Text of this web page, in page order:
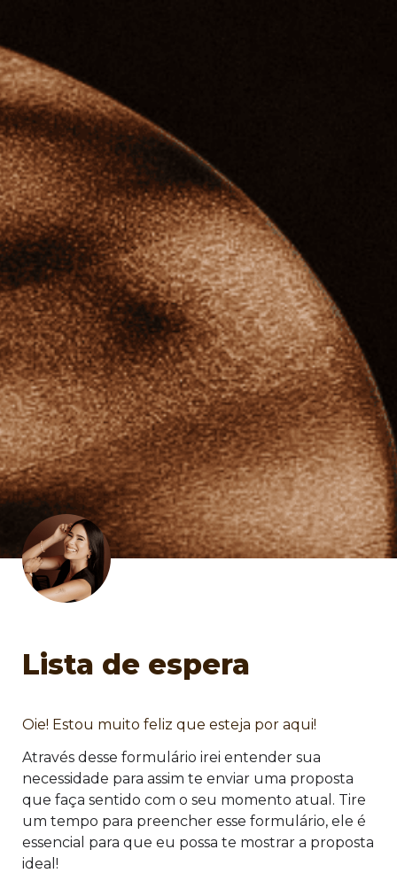
Lista de espera
Oie! Estou muito feliz que esteja por aqui!
Através desse formulário irei entender sua
necessidade para assim te enviar uma proposta
que faça sentido com o seu momento atual. Tire
um tempo para preencher esse formulário, ele é
essencial para que eu possa te mostrar a proposta
ideal!